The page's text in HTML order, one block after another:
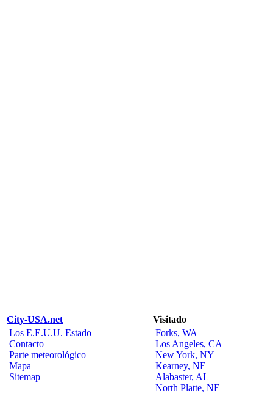
City-USA.net
Visitado
Los E.E.U.U. Estado
Contacto
Parte meteorológico
Mapa
Sitemap
Forks, WA
Los Angeles, CA
New York, NY
Kearney, NE
Alabaster, AL
North Platte, NE